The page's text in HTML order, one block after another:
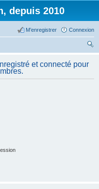
depuis 2010
Connexion
M’enregistrer
her
ch
et connecté pour